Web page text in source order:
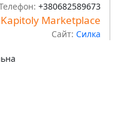
+380682589673
Kapitoly Marketplace
Сайт: Силка